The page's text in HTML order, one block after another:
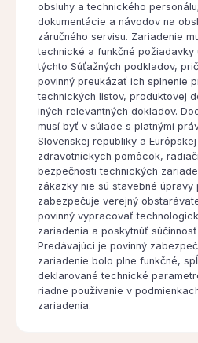
obsluhy a technického
dokumentácie a návodov na
záručného servisu. Zariadenie
technické a funkčné požiadavky
týchto Súťažných podkladov,
povinný preukázať ich splnenie
technických listov, produktovej
iných relevantných dokladov.
musí byť v súlade s platnými
Slovenskej republiky a
zdravotníckych pomôcok,
bezpečnosti technických
zákazky nie sú stavebné úpravy
zabezpečuje verejný
povinný vypracovať
zariadenia a poskytnúť
Predávajúci je povinný
zariadenie bolo plne funkčné,
deklarované technické
riadne používanie v
zariadenia.